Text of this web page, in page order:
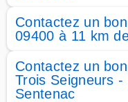
Contactez un
09400 à 11 km
Contactez un
Trois Seigneurs
Sentenac